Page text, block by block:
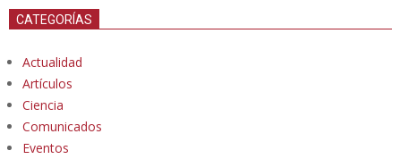
CATEGORÍAS
Actualidad
Artículos
Ciencia
Comunicados
Eventos